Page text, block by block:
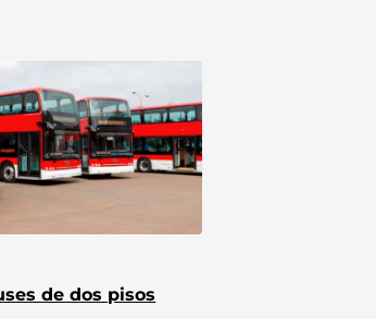
de dos pisos